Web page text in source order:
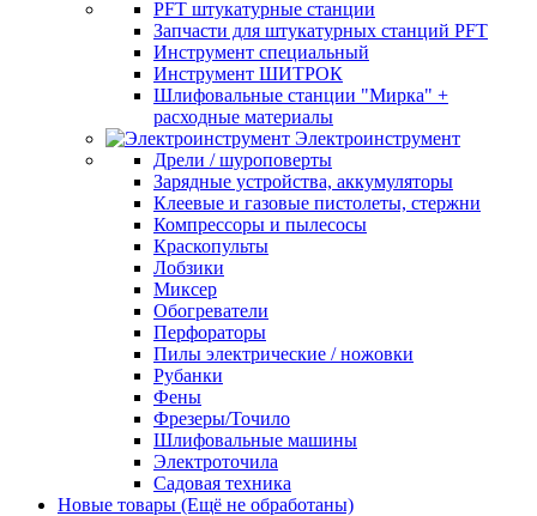
PFT штукатурные станции
Запчасти для штукатурных станций PFT
Инструмент специальный
Инструмент ШИТРОК
Шлифовальные станции "Мирка" +
расходные материалы
Электроинструмент
Дрели / шуроповерты
Зарядные устройства, аккумуляторы
Клеевые и газовые пистолеты, стержни
Компрессоры и пылесосы
Краскопульты
Лобзики
Миксер
Обогреватели
Перфораторы
Пилы электрические / ножовки
Рубанки
Фены
Фрезеры/Точило
Шлифовальные машины
Электроточила
Садовая техника
Новые товары (Ещё не обработаны)